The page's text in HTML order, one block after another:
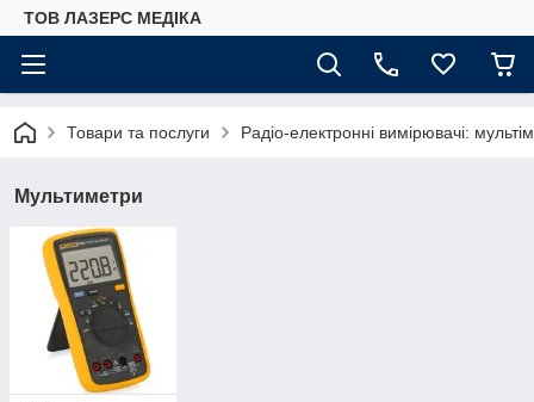
ТОВ ЛАЗЕРС МЕДІКА
Товари та послуги Радіо-електронні вимірювачі:
Мультиметри